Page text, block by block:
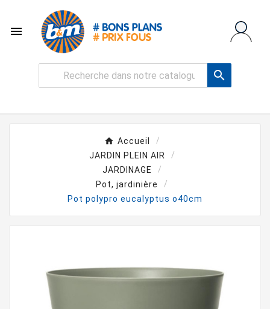


Accueil
JARDIN PLEIN AIR
JARDINAGE
Pot, jardinière
Pot polypro eucalyptus o40cm